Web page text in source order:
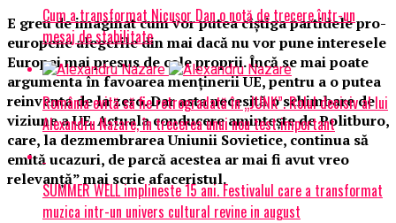
E greu de imaginat cum vor putea cîștiga partidele pro-
europene alegerile din mai dacă nu vor pune interesele
Europei mai presus de cele proprii. Încă se mai poate
argumenta în favoarea menținerii UE, pentru a o putea
reinventa de la zero. Dar asta necesită o schimbare de
viziune a UE. Actuala conducere amintește de Politburo,
care, la dezmembrarea Uniunii Sovietice, continua să
emită ucazuri, de parcă acestea ar mai fi avut vreo
relevanță” mai scrie afaceristul.
Cum a transformat Nicușor Dan o notă de trecere într-un
mesaj de stabilitate
România evită să fie retrogradată în „JUNK”. Rolul decisiv al lui
Alexandru Nazare, în trecerea unui nou test important
SUMMER WELL implineste 15 ani. Festivalul care a transformat
muzica intr-un univers cultural revine in august